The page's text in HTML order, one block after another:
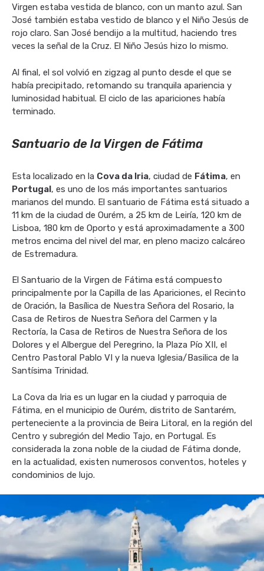
Virgen estaba vestida de blanco, con un manto azul. San
José también estaba vestido de blanco y el Niño Jesús de
rojo claro. San José bendijo a la multitud, haciendo tres
veces la señal de la Cruz. El Niño Jesús hizo lo mismo.
Al final, el sol volvió en zigzag al punto desde el que se
había precipitado, retomando su tranquila apariencia y
luminosidad habitual. El ciclo de las apariciones había
terminado.
Santuario de la Virgen de Fátima
Esta localizado en la Cova da Iria, ciudad de Fátima, en
Portugal, es uno de los más importantes santuarios
marianos del mundo. El santuario de Fátima está situado a
11 km de la ciudad de Ourém, a 25 km de Leiría, 120 km de
Lisboa, 180 km de Oporto y está aproximadamente a 300
metros encima del nivel del mar, en pleno macizo calcáreo
de Estremadura.
El Santuario de la Virgen de Fátima está compuesto
principalmente por la Capilla de las Apariciones, el Recinto
de Oración, la Basílica de Nuestra Señora del Rosario, la
Casa de Retiros de Nuestra Señora del Carmen y la
Rectoría, la Casa de Retiros de Nuestra Señora de los
Dolores y el Albergue del Peregrino, la Plaza Pío XII, el
Centro Pastoral Pablo VI y la nueva Iglesia/Basilica de la
Santísima Trinidad.
La Cova da Iria es un lugar en la ciudad y parroquia de
Fátima, en el municipio de Ourém, distrito de Santarém,
perteneciente a la provincia de Beira Litoral, en la región del
Centro y subregión del Medio Tajo, en Portugal. Es
considerada la zona noble de la ciudad de Fátima donde,
en la actualidad, existen numerosos conventos, hoteles y
condominios de lujo.